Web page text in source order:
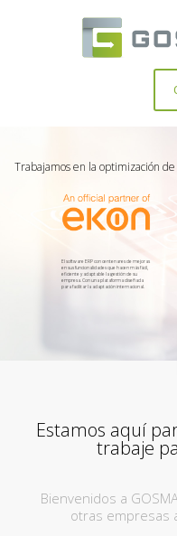
Trabajamos en la optimización
El software ERP con centenares de mejoras
en sus funcionalidades que hacen más fácil,
eficiente y adaptable la gestión de su
empresa. Con una plataforma diseñada
para facilitar la adaptación internacional.
Estamos aquí
trabaje
Bienvenidos a
otras empresas